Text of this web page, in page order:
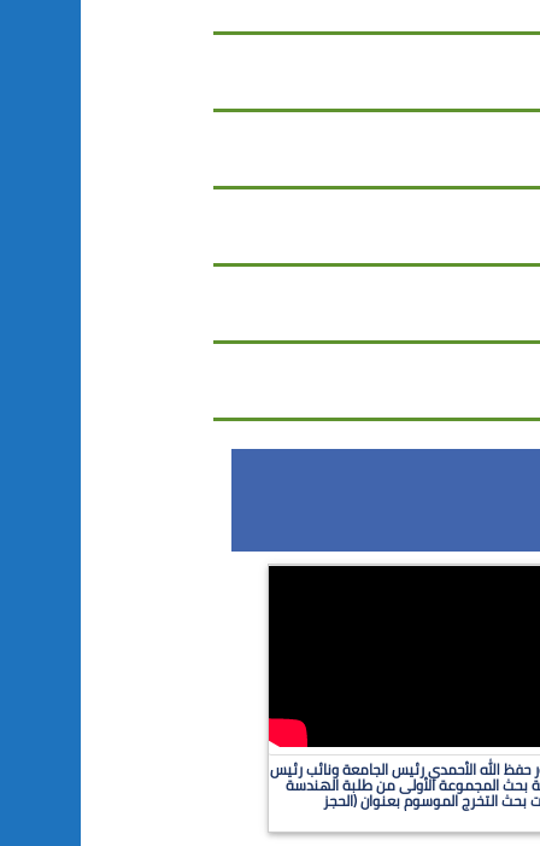
٢٠٢٢مبحضور الدكتور حفظ الله الأحمدي رئيس الجامعة ونائب رئيس
بحث المجموعة الأولى من طلبة الهندسة
بحث التخرج الموسوم بعنوان (الحجز